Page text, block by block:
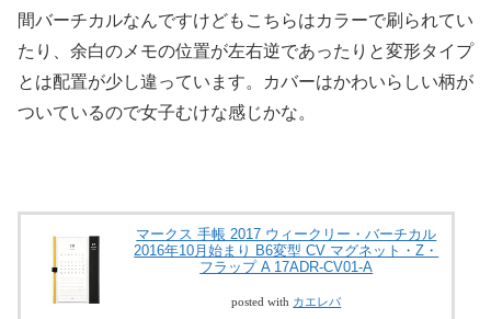
間バーチカルなんですけどもこちらはカラーで刷られてい
たり、余白のメモの位置が左右逆であったりと変形タイプ
とは配置が少し違っています。カバーはかわいらしい柄が
ついているので女子むけな感じかな。
マークス 手帳 2017 ウィークリー・バーチカル
2016年10月始まり B6変型 CV マグネット・Z・
フラップ A 17ADR-CV01-A
posted with カエレバ